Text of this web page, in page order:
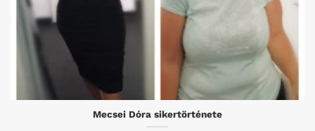
Mecsei Dóra sikertörténete